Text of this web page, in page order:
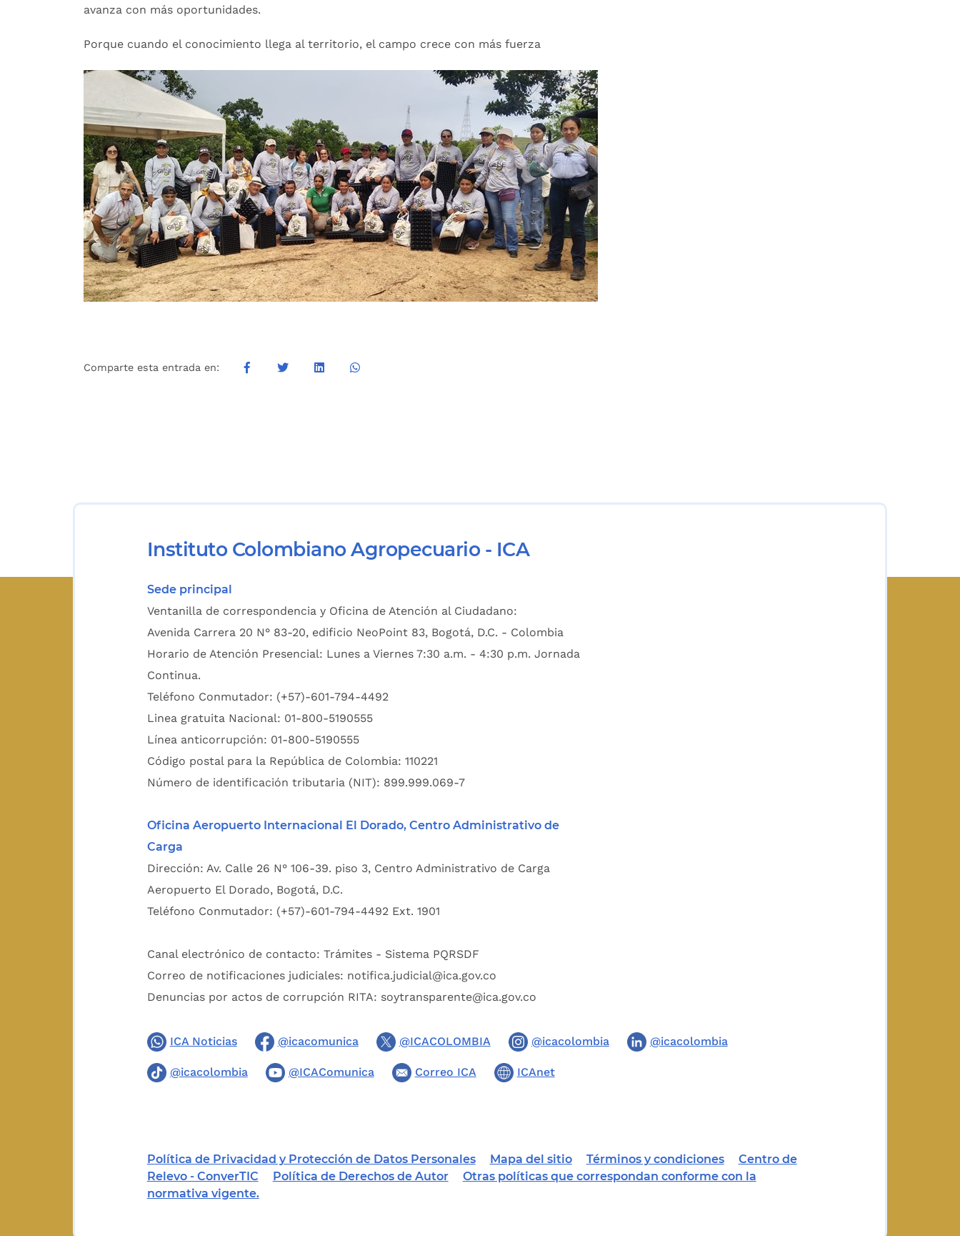
avanza con más oportunidades.
Porque cuando el conocimiento llega al territorio, el campo crece con más fuerza
Comparte esta entrada en:
Instituto Colombiano Agropecuario - ICA
Sede principal
Ventanilla de correspondencia y Oficina de Atención al Ciudadano:
Avenida Carrera 20 N° 83-20, edificio NeoPoint 83, Bogotá, D.C. - Colombia
Horario de Atención Presencial: Lunes a Viernes 7:30 a.m. - 4:30 p.m. Jornada
Continua.
Teléfono Conmutador: (+57)-601-794-4492
Linea gratuita Nacional: 01-800-5190555
Línea anticorrupción: 01-800-5190555
Código postal para la República de Colombia: 110221
Número de identificación tributaria (NIT): 899.999.069-7
Oficina Aeropuerto Internacional El Dorado, Centro Administrativo de
Carga
Dirección: Av. Calle 26 N° 106-39. piso 3, Centro Administrativo de Carga
Aeropuerto El Dorado, Bogotá, D.C.
Teléfono Conmutador: (+57)-601-794-4492 Ext. 1901
Canal electrónico de contacto: Trámites - Sistema PQRSDF
Correo de notificaciones judiciales: notifica.judicial@ica.gov.co
Denuncias por actos de corrupción RITA: soytransparente@ica.gov.co
ICA Noticias @icacomunica @ICACOLOMBIA @icacolombia @icacolombia
@icacolombia @ICAComunica Correo ICA ICAnet
Política de Privacidad y Protección de Datos Personales Mapa del sitio Términos y condiciones
Centro de
Relevo - ConverTIC
Política de Derechos de Autor
Otras políticas que correspondan conforme con la
normativa vigente.